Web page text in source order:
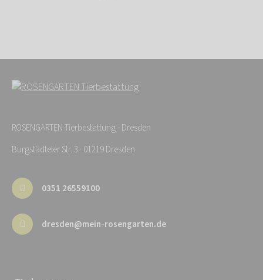
ROSENGARTEN-Tierbestattung - Dresden
Burgstädteler Str. 3 · 01219 Dresden
0351 26559100
dresden@mein-rosengarten.de